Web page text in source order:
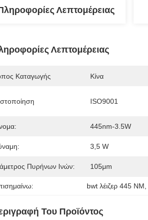
Λεπτομέρειας
Λεπτομέρειας
Καταγωγής Κίνα
ISO9001
445nm-3.5W
3,5 W
Πυρήνων Ινών: 105μm
bwt λέιζερ 445 NM
Του Προϊόντος